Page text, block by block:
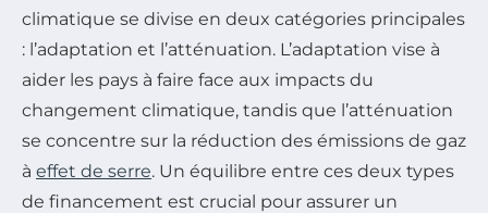
climatique se divise en deux catégories principales
: l’adaptation et l’atténuation. L’adaptation vise à
aider les pays à faire face aux impacts du
changement climatique, tandis que l’atténuation
se concentre sur la réduction des émissions de gaz
à effet de serre. Un équilibre entre ces deux types
de financement est crucial pour assurer un